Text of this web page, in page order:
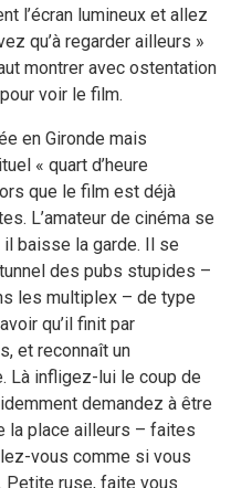
l’écran lumineux et allez
qu’à regarder ailleurs »
montrer avec ostentation
voir le film.
en Gironde mais
« quart d’heure
que le film est déjà
L’amateur de cinéma se
il baisse la garde. Il se
des pubs stupides –
les multiplex – de type
qu’il finit par
et reconnaît un
Là infligez-lui le coup de
demandez à être
la place ailleurs – faites
vous comme si vous
Petite ruse, faite vous